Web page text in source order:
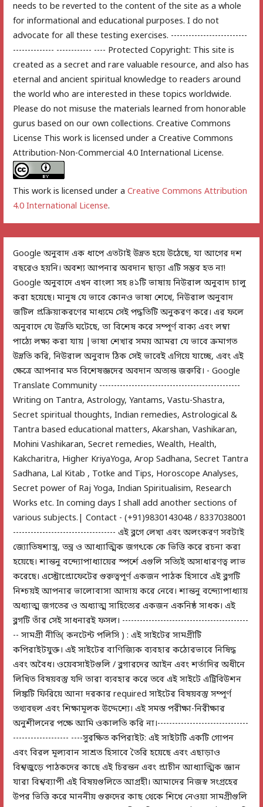
needs to be reverted to the content of the site as a whole
for informational and educational purposes. I do not
advocate for all these testing exercises. --------------------------
-------------- ------------ ---- Protected Copyright: This site is
created as a secret and rare valuable resource, and also has
eternal and ancient spiritual knowledge to readers around
the world who are interested in these topics worldwide.
Please do not misuse the materials learned from honorable
gurus based on our own collections. Creative Commons
License This work is licensed under a Creative Commons
Attribution-Non-Commercial 4.0 International License.
This work is licensed under aCreative Commons Attribution
4.0 International License.
Google অনুবাদ এক ধাপে এতটাই উন্নত হয়ে উঠেছে, যা আগের দশ
বছরেও হয়নি। অবশ্য আপনার অবদান ছাড়া এটি সম্ভব হত না!
Google অনুবাদে এখন বাংলা সহ ৪১টি ভাষায় নিউরাল অনুবাদ চালু
করা হয়েছে। মানুষ যে ভাবে কোনও ভাষা শেখে, নিউরাল অনুবাদ
জটিল প্রক্রিয়াকরণের মাধ্যমে সেই পদ্ধতিটি অনুকরণ করে। এর ফলে
অনুবাদে যে উন্নতি ঘটেছে, তা বিশেষ করে সম্পূর্ণ বাক্য এবং লম্বা
পাঠ্যে লক্ষ্য করা যায় |ভাষা শেখার সময় আমরা যে ভাবে ক্রমাগত
উন্নতি করি, নিউরাল অনুবাদ ঠিক সেই ভাবেই এগিয়ে যাচ্ছে, এবং এই
ক্ষেত্রে আপনার মত বিশেষজ্ঞদের অবদান অত্যন্ত জরুরি। - Google
Translate Community ------------------------------------------------
Writing on Tantra, Astrology, Yantams, Vastu-Shastra,
Secret spiritual thoughts, Indian remedies, Astrological &
Tantra based educational matters, Akarshan, Vashikaran,
Mohini Vashikaran, Secret remedies, Wealth, Health,
Kakcharitra, Higher KriyaYoga, Arop Sadhana, Secret Tantra
Sadhana, Lal Kitab , Totke and Tips, Horoscope Analyses,
Secret power of Raj Yoga, Indian Spiritualisim, Research
Works etc. In coming days I shall add another sections of
various subjects.| Contact - (+91)9830143048 / 8337038001
----------------------------------- এই ব্লগে লেখা এবং অলংকরণ সবটাই
জ্যোতিষশাস্ত্র, তন্ত্র ও আধ্যাত্মিক জগৎকে কে ভিত্তি করে রচনা করা
হয়েছে। শান্তনু বন্দ্যোপাধ্যায়ের স্পর্শে এগুলি সত্যিই অসাধারণত্ব লাভ
করেছে। এস্ট্রোপ্রোফেটের গুরুত্বপূর্ণ একজন পাঠক হিসাবে এই ব্লগটি
নিশ্চয়ই আপনার ভালোবাসা আদায় করে নেবে। শান্তনু বন্দ্যোপাধ্যায়
অধ্যাত্ম জগতের ও অধ্যাত্ম সাহিত্যের একজন একনিষ্ঠ সাধক। এই
ব্লগটি তাঁর সেই সাধনারই ফসল। -------------------------------------------
-- সামগ্রী নীতি( কনটেন্ট পলিসি ) : এই সাইটের সামগ্রীটি
কপিরাইটযুক্ত। এই সাইটের বাণিজ্যিক ব্যবহার কঠোরভাবে নিষিদ্ধ
এবং অবৈধ। ওয়েবসাইটগুলি / ব্লগারদের আইন এবং শর্তাদির অধীনে
লিখিত বিষয়বস্তু যদি তারা ব্যবহার করে তবে এই সাইটে এট্রিবিউশন
লিঙ্কটি ফিরিয়ে আনা দরকার required সাইটের বিষয়বস্তু সম্পূর্ণ
তথ্যবহুল এবং শিক্ষামূলক উদ্দেশ্যে। এই সমস্ত পরীক্ষা-নিরীক্ষার
অনুশীলনের পক্ষে আমি ওকালতি করি না।-------------------------------
------------------- ----সুরক্ষিত কপিরাইট: এই সাইটটি একটি গোপন
এবং বিরল মূল্যবান সাশ্রত হিসাবে তৈরি হয়েছে এবং এছাড়াও
বিশ্বজুড়ে পাঠকদের কাছে এই চিরন্তন এবং প্রাচীন আধ্যাত্মিক জ্ঞান
যারা বিশ্বব্যাপী এই বিষয়গুলিতে আগ্রহী। আমাদের নিজস্ব সংগ্রহের
উপর ভিত্তি করে মাননীয় গুরুদের কাছ থেকে শিখে নেওয়া সামগ্রীগুলি